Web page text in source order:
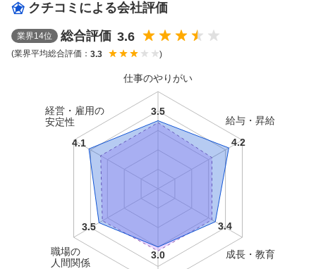
クチコミによる会社評価
業界14位 総合評価 3.6
(業界平均総合評価： 3.3 )
仕事のやりがい
給与・昇給
成長・教育
職場の
人間関係
経営・雇用の
安定性